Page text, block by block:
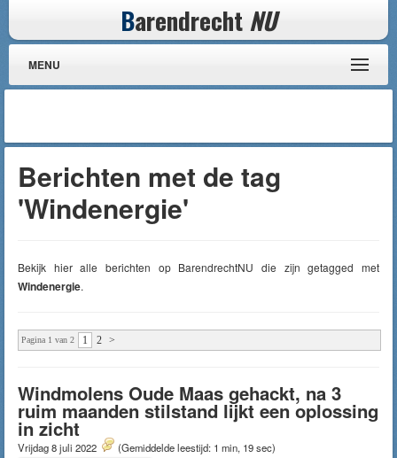
Barendrecht NU
MENU
Berichten met de tag
'Windenergie'
Bekijk hier alle berichten op BarendrechtNU die zijn getagged met
Windenergie.
Pagina 1 van 2 1 2 >
Windmolens Oude Maas gehackt, na 3
ruim maanden stilstand lijkt een oplossing
in zicht
Vrijdag 8 juli 2022 (Gemiddelde leestijd: 1 min, 19 sec)